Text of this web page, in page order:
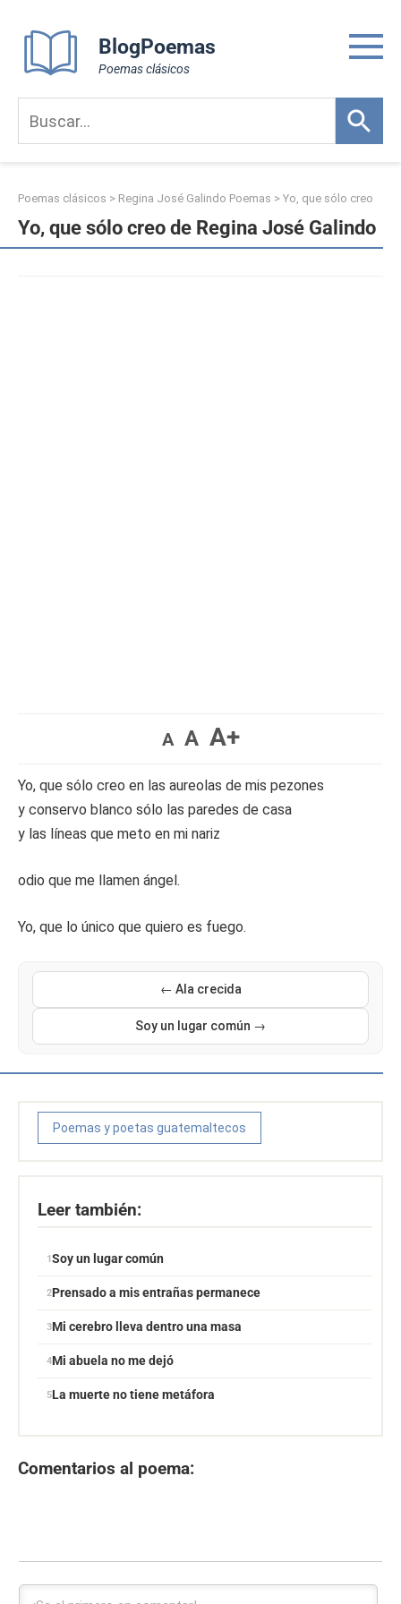
content
BlogPoemas
Poemas clásicos
Poemas clásicos > Regina José Galindo Poemas > Yo, que sólo creo
Yo, que sólo creo de Regina José Galindo
A A A+
Yo, que sólo creo en las aureolas de mis pezones
y conservo blanco sólo las paredes de casa
y las líneas que meto en mi nariz
odio que me llamen ángel.
Yo, que lo único que quiero es fuego.
← Ala crecida
Soy un lugar común →
Poemas y poetas guatemaltecos
Leer también:
Soy un lugar común
Prensado a mis entrañas permanece
Mi cerebro lleva dentro una masa
Mi abuela no me dejó
La muerte no tiene metáfora
Comentarios al poema: